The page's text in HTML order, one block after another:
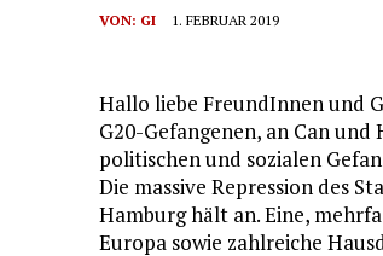
VON: GI 1. FEBRUAR 2019
Hallo liebe FreundInnen und
G20-Gefangenen, an Can
politischen und sozialen
Die massive Repression des
Hamburg hält an. Eine,
Europa sowie zahlreiche